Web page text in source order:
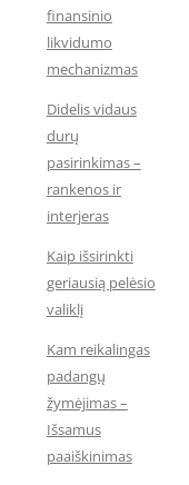
finansinio
likvidumo
mechanizmas
Didelis vidaus
durų
pasirinkimas –
rankenos ir
interjeras
Kaip išsirinkti
geriausią pelėsio
valiklį
Kam reikalingas
padangų
žymėjimas –
Išsamus
paaiškinimas